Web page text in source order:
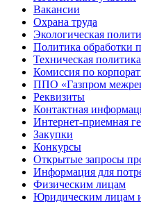
Вакансии
Охрана труда
Экологическая
Политика обработки
Техническая политика
Комиссия по
ППО «Газпром
Реквизиты
Контактная
Интернет-приемная
Закупки
Конкурсы
Открытые запросы
Информация для
Физическим лицам
Юридическим лицам